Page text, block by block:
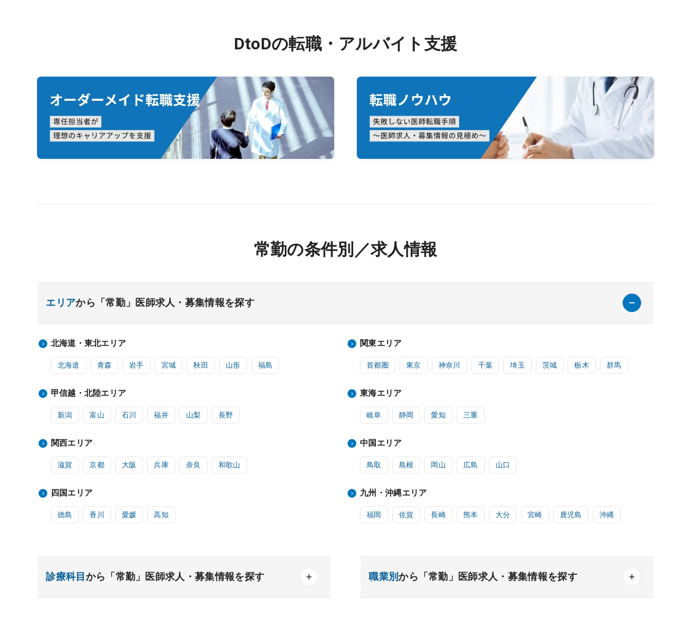
DtoDの転職・アルバイト支援
常勤の条件別／求人情報
エリアから「常勤」医師求人・募集情報を探す
北海道・東北エリア
北海道 青森 岩手 宮城 秋田 山形 福島
関東エリア
首都圏 東京 神奈川 千葉 埼玉 茨城 栃木 群馬
甲信越・北陸エリア
新潟 富山 石川 福井 山梨 長野
東海エリア
岐阜 静岡 愛知 三重
関西エリア
滋賀 京都 大阪 兵庫 奈良 和歌山
中国エリア
鳥取 島根 岡山 広島 山口
四国エリア
徳島 香川 愛媛 高知
九州・沖縄エリア
福岡 佐賀 長崎 熊本 大分 宮崎 鹿児島 沖縄
診療科目 から「常勤」医師求人・募集情報を探す 職業別から「常勤」医師求人・募集情報を探す